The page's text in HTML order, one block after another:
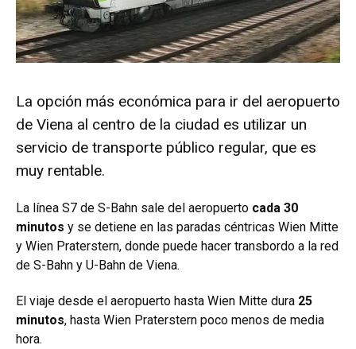
La opción más económica para ir del aeropuerto
de Viena al centro de la ciudad es utilizar un
servicio de transporte público regular, que es
muy rentable.
La línea S7 de S-Bahn sale del aeropuerto cada 30
minutos y se detiene en las paradas céntricas Wien Mitte
y Wien Praterstern, donde puede hacer transbordo a la red
de S-Bahn y U-Bahn de Viena.
El viaje desde el aeropuerto hasta Wien Mitte dura 25
minutos, hasta Wien Praterstern poco menos de media
hora.